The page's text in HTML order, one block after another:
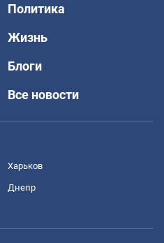
Политика
Жизнь
Блоги
Все новости
Харьков
Днепр